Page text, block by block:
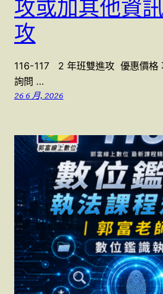
攻或加其他資
攻
116-117 2 年班雙進攻 優惠價格
詢問 …
26 6 月, 2026